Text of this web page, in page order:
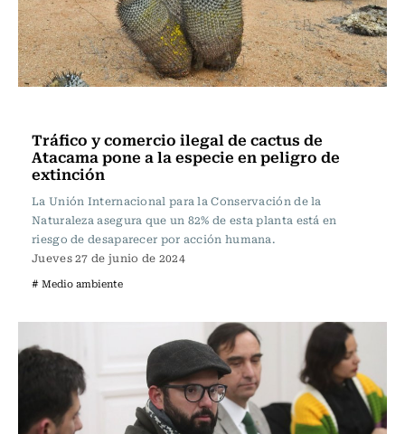
Tráfico y comercio ilegal de cactus de
Atacama pone a la especie en peligro de
extinción
La Unión Internacional para la Conservación de la
Naturaleza asegura que un 82% de esta planta está en
riesgo de desaparecer por acción humana.
Jueves 27 de junio de 2024
# Medio ambiente